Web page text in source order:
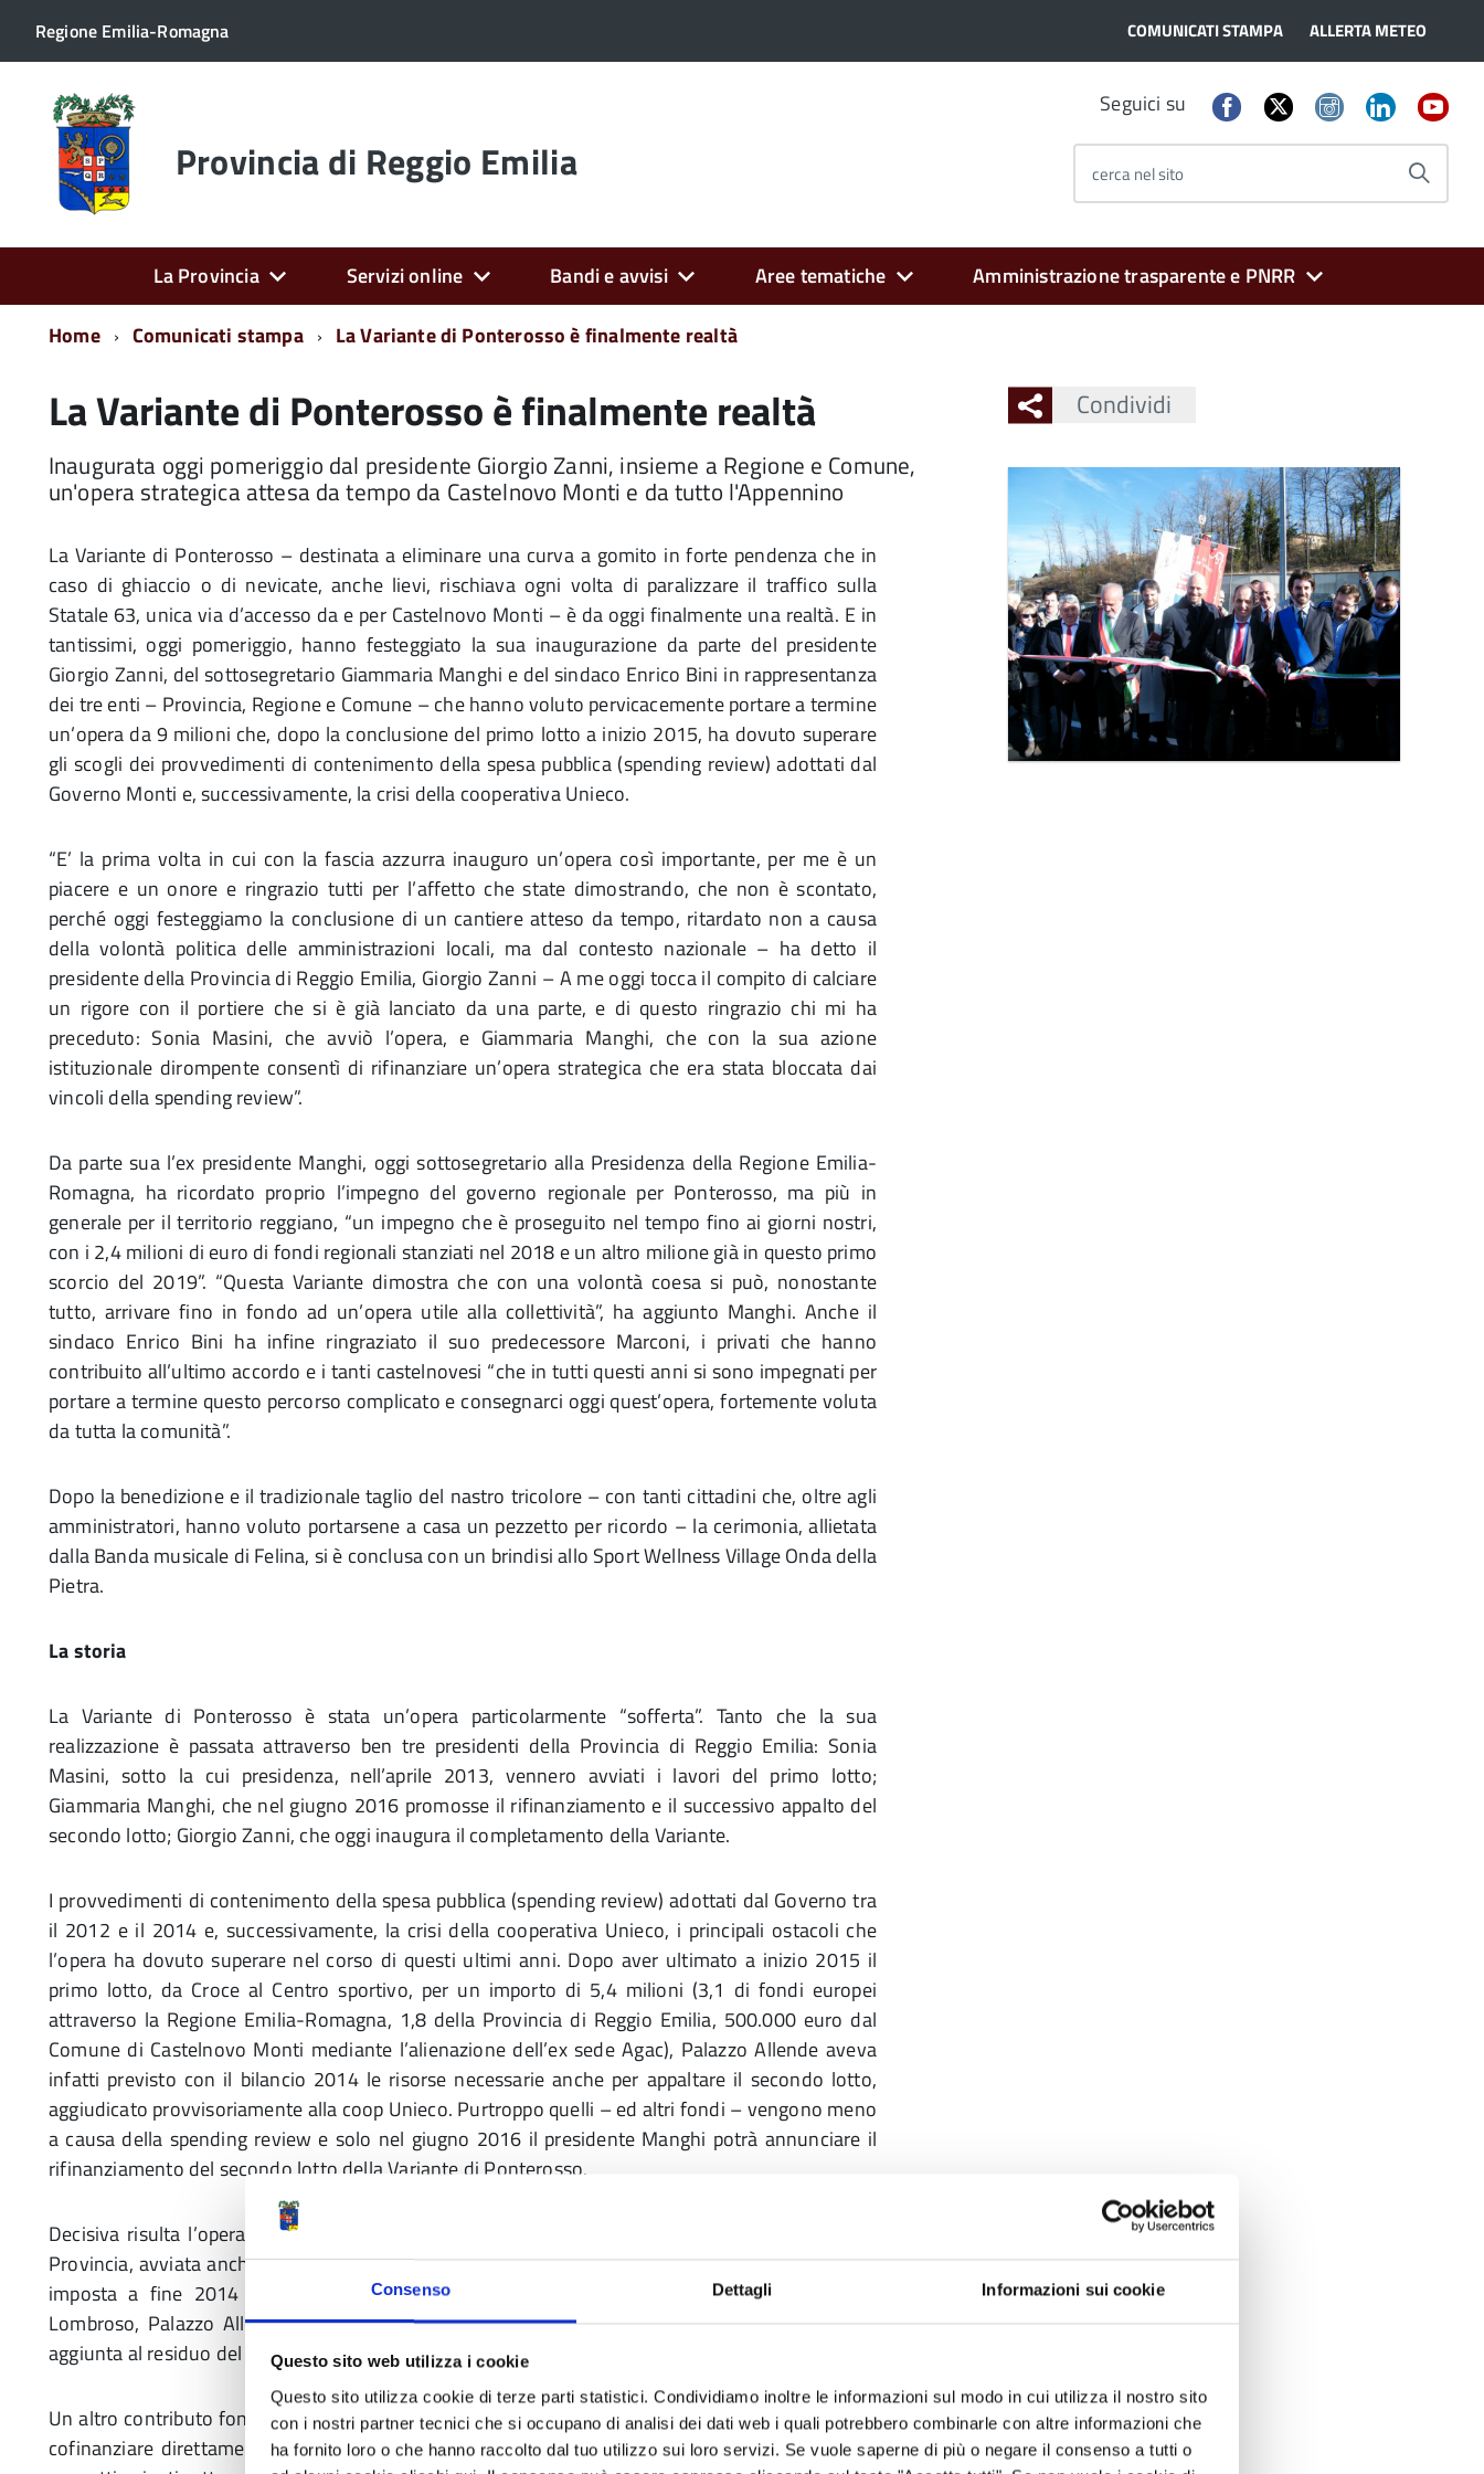
Consenso Dettagli Informazioni sui cookie
Questo sito web utilizza i cookie
Questo sito utilizza cookie di terze parti statistici. Condividiamo inoltre le informazioni sul modo in cui utilizza il nostro sito
con i nostri partner tecnici che si occupano di analisi dei dati web i quali potrebbero combinarle con altre informazioni che
ha fornito loro o che hanno raccolto dal tuo utilizzo sui loro servizi. Se vuole saperne di più o negare il consenso a tutti o
Regione Emilia-Romagna COMUNICATI STAMPA ALLERTA METEO
Torna
alla
home
page Provincia di Reggio Emilia
Seguici su
cerca nel sito
La Provincia Servizi online Bandi e avvisi Aree tematiche
Amministrazione trasparente e PNRR
Home
Comunicati stampa La Variante di Ponterosso è finalmente realtà
La Variante di Ponterosso è finalmente realtà
Inaugurata oggi pomeriggio dal presidente Giorgio Zanni, insieme a Regione e Comune,
un'opera strategica attesa da tempo da Castelnovo Monti e da tutto l'Appennino
La Variante di Ponterosso – destinata a eliminare una curva a gomito in forte pendenza che in
caso di ghiaccio o di nevicate, anche lievi, rischiava ogni volta di paralizzare il traffico sulla
Statale 63, unica via d’accesso da e per Castelnovo Monti – è da oggi finalmente una realtà. E in
tantissimi, oggi pomeriggio, hanno festeggiato la sua inaugurazione da parte del presidente
Giorgio Zanni, del sottosegretario Giammaria Manghi e del sindaco Enrico Bini in rappresentanza
dei tre enti – Provincia, Regione e Comune – che hanno voluto pervicacemente portare a termine
un’opera da 9 milioni che, dopo la conclusione del primo lotto a inizio 2015, ha dovuto superare
gli scogli dei provvedimenti di contenimento della spesa pubblica (spending review) adottati dal
Governo Monti e, successivamente, la crisi della cooperativa Unieco.
“E’ la prima volta in cui con la fascia azzurra inauguro un’opera così importante, per me è un
piacere e un onore e ringrazio tutti per l’affetto che state dimostrando, che non è scontato,
perché oggi festeggiamo la conclusione di un cantiere atteso da tempo, ritardato non a causa
della volontà politica delle amministrazioni locali, ma dal contesto nazionale – ha detto il
presidente della Provincia di Reggio Emilia, Giorgio Zanni – A me oggi tocca il compito di calciare
un rigore con il portiere che si è già lanciato da una parte, e di questo ringrazio chi mi ha
preceduto: Sonia Masini, che avviò l’opera, e Giammaria Manghi, che con la sua azione
istituzionale dirompente consentì di rifinanziare un’opera strategica che era stata bloccata dai
vincoli della spending review”.
Da parte sua l’ex presidente Manghi, oggi sottosegretario alla Presidenza della Regione Emilia-
Romagna, ha ricordato proprio l’impegno del governo regionale per Ponterosso, ma più in
generale per il territorio reggiano, “un impegno che è proseguito nel tempo fino ai giorni nostri,
con i 2,4 milioni di euro di fondi regionali stanziati nel 2018 e un altro milione già in questo primo
scorcio del 2019”. “Questa Variante dimostra che con una volontà coesa si può, nonostante
tutto, arrivare fino in fondo ad un’opera utile alla collettività”, ha aggiunto Manghi. Anche il
sindaco Enrico Bini ha infine ringraziato il suo predecessore Marconi, i privati che hanno
contribuito all’ultimo accordo e i tanti castelnovesi “che in tutti questi anni si sono impegnati per
portare a termine questo percorso complicato e consegnarci oggi quest’opera, fortemente voluta
da tutta la comunità”.
Dopo la benedizione e il tradizionale taglio del nastro tricolore – con tanti cittadini che, oltre agli
amministratori, hanno voluto portarsene a casa un pezzetto per ricordo – la cerimonia, allietata
dalla Banda musicale di Felina, si è conclusa con un brindisi allo Sport Wellness Village Onda della
Pietra.
La storia
La Variante di Ponterosso è stata un’opera particolarmente “sofferta”. Tanto che la sua
realizzazione è passata attraverso ben tre presidenti della Provincia di Reggio Emilia: Sonia
Masini, sotto la cui presidenza, nell’aprile 2013, vennero avviati i lavori del primo lotto;
Giammaria Manghi, che nel giugno 2016 promosse il rifinanziamento e il successivo appalto del
secondo lotto; Giorgio Zanni, che oggi inaugura il completamento della Variante.
I provvedimenti di contenimento della spesa pubblica (spending review) adottati dal Governo tra
il 2012 e il 2014 e, successivamente, la crisi della cooperativa Unieco, i principali ostacoli che
l’opera ha dovuto superare nel corso di questi ultimi anni. Dopo aver ultimato a inizio 2015 il
primo lotto, da Croce al Centro sportivo, per un importo di 5,4 milioni (3,1 di fondi europei
attraverso la Regione Emilia-Romagna, 1,8 della Provincia di Reggio Emilia, 500.000 euro dal
Comune di Castelnovo Monti mediante l’alienazione dell’ex sede Agac), Palazzo Allende aveva
infatti previsto con il bilancio 2014 le risorse necessarie anche per appaltare il secondo lotto,
aggiudicato provvisoriamente alla coop Unieco. Purtroppo quelli – ed altri fondi – vengono meno
a causa della spending review e solo nel giugno 2016 il presidente Manghi potrà annunciare il
rifinanziamento del secondo lotto della Variante di Ponterosso.
Decisiva risulta l’operazione di dimissioni del patrimonio immobiliare non più strategico per la
Provincia, avviata anche a seguito della diminuzione delle competenze (e del relativo personale)
imposta a fine 2014 dalla riforma Delrio. Grazie alla vendita dei magazzini ex-Car in via
Lombroso, Palazzo Allende riesce a destinare 1,3 milioni al completamento della Variante, in
aggiunta al residuo del precedente stanziamento.
Un altro contributo fondamentale arriva dalla Regione Emilia-Romagna, che si dice disponibile a
cofinanziare direttamente l’opera per 1 milione, a fronte di una compartecipazione da parte di
Condividi
Ingrandisci
l'immagine